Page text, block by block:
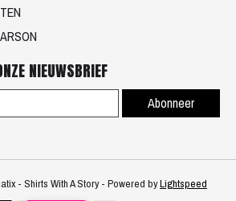
NIEUWSBRIEF
Abonneer
- Shirts With A Story - Powered byLightspeed